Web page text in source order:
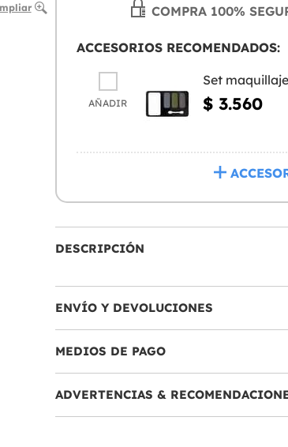
COMPRA 100%
ACCESORIOS RECOMENDADOS:
AÑADIR
Set
$ 3.560
DESCRIPCIÓN
ENVÍO Y DEVOLUCIONES
MEDIOS DE PAGO
ADVERTENCIAS &